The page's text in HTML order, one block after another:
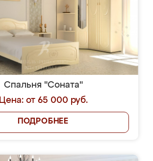
Спальня "Соната"
Цена: от 65 000 руб.
ПОДРОБНЕЕ